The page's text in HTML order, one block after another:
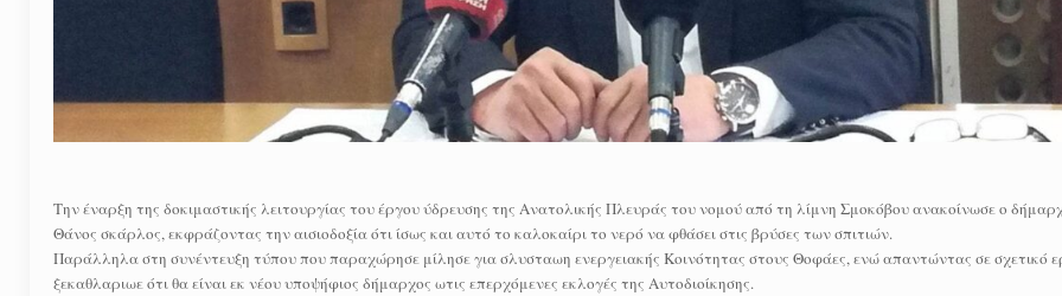
Την έναρξη της δοκιμαστικής λειτουργίας του έργου ύδρευσης της Ανατολικής Πλευράς του νομού από τη λίμνη Σμοκόβου ανακοίνωσε ο
Θάνος σκάρλος, εκφράζοντας την αισιοδοξία ότι ίσως και αυτό το καλοκαίρι το νερό να φθάσει στις βρύσες των σπιτιών.
Παράλληλα στη συνέντευξη τύπου που παραχώρησε μίλησε για σλυσταωη ενεργειακής Κοινότητας στους Θοφάες, ενώ απαντώντας σε σχετικό
ξεκαθλαριωε ότι θα είναι εκ νέου υποψήφιος δήμαρχος ωτις επερχόμενες εκλογές της Αυτοδιοίκησης.